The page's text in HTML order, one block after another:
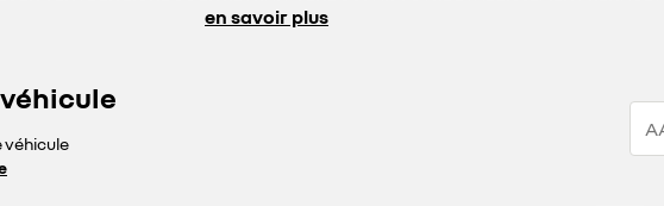
en savoir plus
véhicule